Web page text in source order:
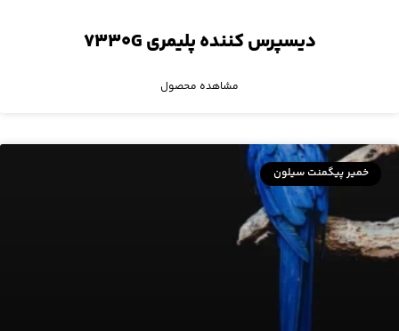
دیسپرس کننده پلیمری ۷۳۳۰G
مشاهده محصول
خمیر پیگمنت سیلون